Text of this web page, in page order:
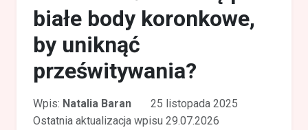
białe body koronkowe,
by uniknąć
prześwitywania?
Wpis: Natalia Baran
25 listopada 2025
Ostatnia aktualizacja wpisu 29.07.2026